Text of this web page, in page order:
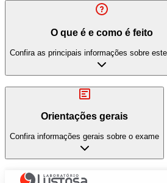
O que é e como é feito
Confira as principais informações sobre
Orientações gerais
Confira informações gerais sobre o exame